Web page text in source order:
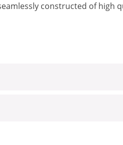
constructed of